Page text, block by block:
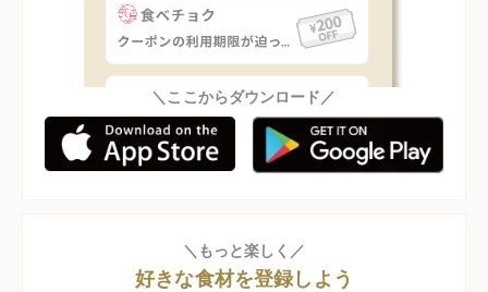
＼ここからダウンロード／
＼もっと楽しく／
好きな食材を登録しよう